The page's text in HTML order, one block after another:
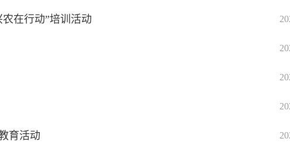
在行动”培训活动
育活动